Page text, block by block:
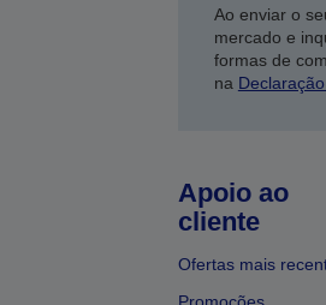
Ao enviar o
mercado e
formas de
na
Apoio ao
cliente
Ofertas mais